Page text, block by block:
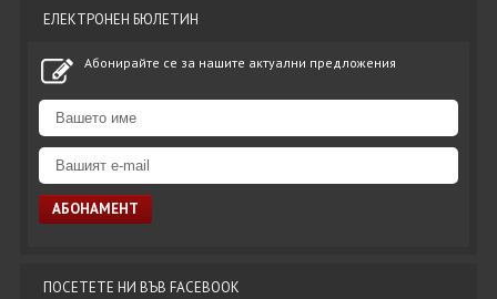
ЕЛЕКТРОНЕН БЮЛЕТИН
Абонирайте се за нашите актуални предложения
ПОСЕТЕТЕ НИ ВЪВ FACEBOOK